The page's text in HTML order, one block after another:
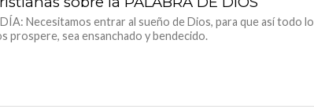
DÍA: Necesitamos entrar al sueño de Dios, para que así todo lo
prospere, sea ensanchado y bendecido.